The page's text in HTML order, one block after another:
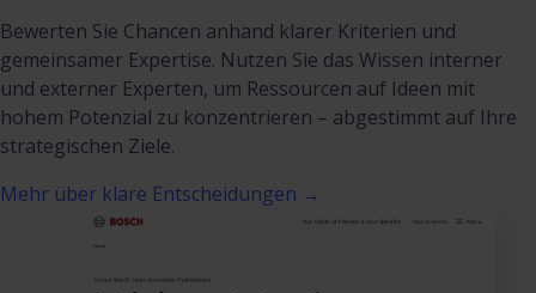
Bewerten Sie Chancen anhand klarer Kriterien und
gemeinsamer Expertise. Nutzen Sie das Wissen interner
und externer Experten, um Ressourcen auf Ideen mit
hohem Potenzial zu konzentrieren – abgestimmt auf Ihre
strategischen Ziele.
Mehr über klare Entscheidungen →